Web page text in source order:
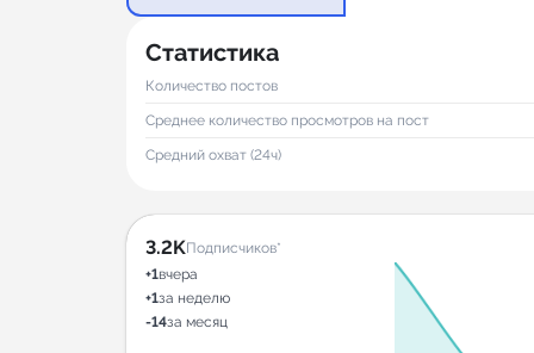
Статистика
Количество постов
Среднее количество просмотров на пост
Средний охват (24ч)
3.2KПодписчиков*
+1вчера
+1за неделю
-14за месяц